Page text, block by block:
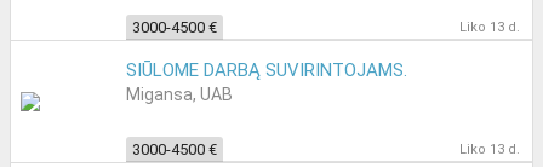
3000-4500 € Liko 13 d.
SIŪLOME DARBĄ SUVIRINTOJAMS.
Migansa, UAB
3000-4500 € Liko 13 d.